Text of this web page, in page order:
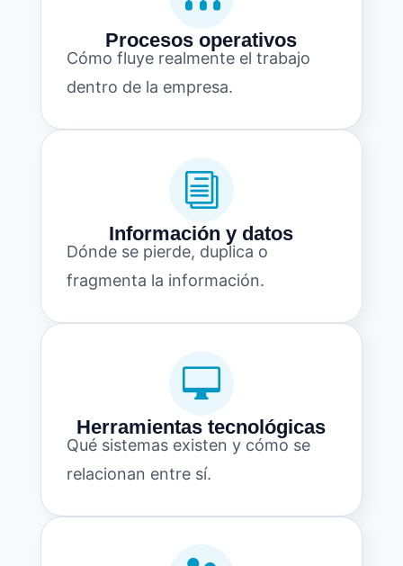
Procesos operativos
Cómo fluye realmente el trabajo
dentro de la empresa.
i
Información y datos
Dónde se pierde, duplica o
fragmenta la información.

Herramientas tecnológicas
Qué sistemas existen y cómo se
relacionan entre sí.